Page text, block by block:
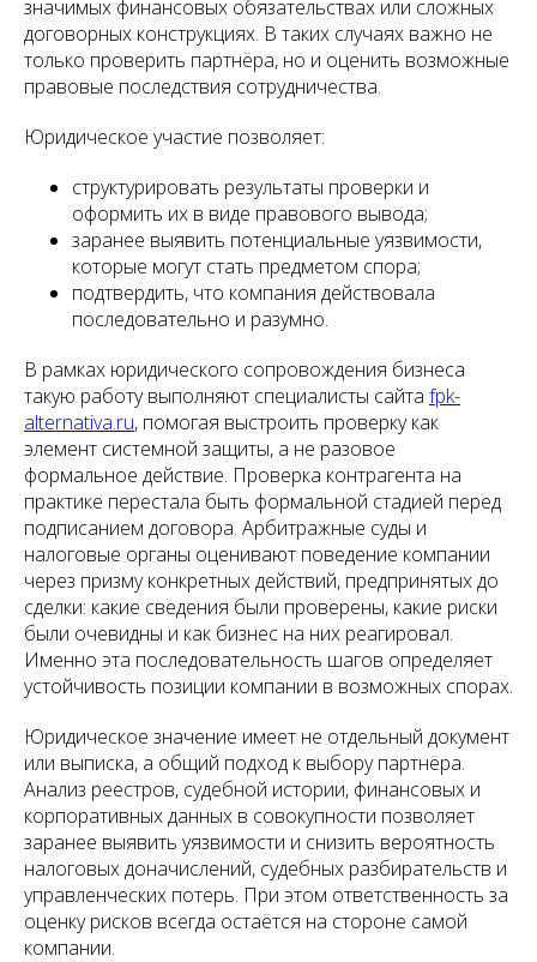
значимых финансовых обязательствах или сложных
договорных конструкциях. В таких случаях важно не
только проверить партнёра, но и оценить возможные
правовые последствия сотрудничества.
Юридическое участие позволяет:
структурировать результаты проверки и
оформить их в виде правового вывода;
заранее выявить потенциальные уязвимости,
которые могут стать предметом спора;
подтвердить, что компания действовала
последовательно и разумно.
В рамках юридического сопровождения бизнеса
такую работу выполняют специалисты сайта fpk-
alternativa.ru, помогая выстроить проверку как
элемент системной защиты, а не разовое
формальное действие. Проверка контрагента на
практике перестала быть формальной стадией перед
подписанием договора. Арбитражные суды и
налоговые органы оценивают поведение компании
через призму конкретных действий, предпринятых до
сделки: какие сведения были проверены, какие риски
были очевидны и как бизнес на них реагировал.
Именно эта последовательность шагов определяет
устойчивость позиции компании в возможных спорах.
Юридическое значение имеет не отдельный документ
или выписка, а общий подход к выбору партнёра.
Анализ реестров, судебной истории, финансовых и
корпоративных данных в совокупности позволяет
заранее выявить уязвимости и снизить вероятность
налоговых доначислений, судебных разбирательств и
управленческих потерь. При этом ответственность за
оценку рисков всегда остаётся на стороне самой
компании.